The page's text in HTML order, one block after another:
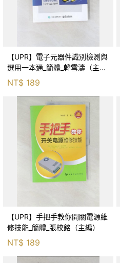
【UPR】電子元器件識別檢測與
選用一本通_簡體_韓雪濤（主
編）
NT$ 189
【UPR】手把手教你開關電源維
修技能_簡體_張校銘（主編）
NT$ 189